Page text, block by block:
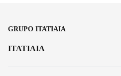
GRUPO ITATIAIA
ITATIAIA